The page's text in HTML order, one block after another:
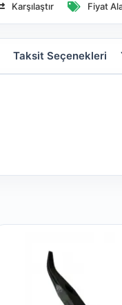
Karşılaştır Fiyat
Taksit Seçenekleri